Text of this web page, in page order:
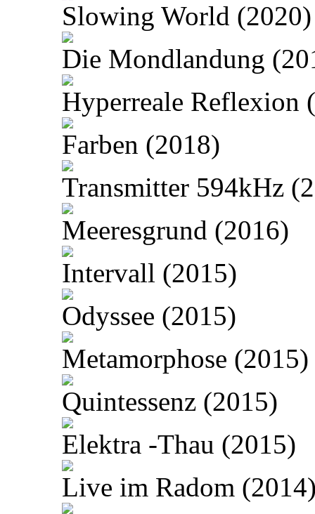
Slowing World (2020)
Die Mondlandung
Hyperreale Reflexion
Farben (2018)
Transmitter 594kHz
Meeresgrund (2016)
Intervall (2015)
Odyssee (2015)
Metamorphose (2015)
Quintessenz (2015)
Elektra -Thau (2015)
Live im Radom